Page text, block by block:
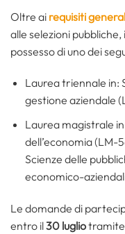
Oltre ai requisiti
alle selezioni
possesso di uno dei
Laurea triennale in:
gestione aziendale
Laurea magistrale
dell’economia (LM-
Scienze delle
economico-
Le domande di
entro il30 lugliotramite